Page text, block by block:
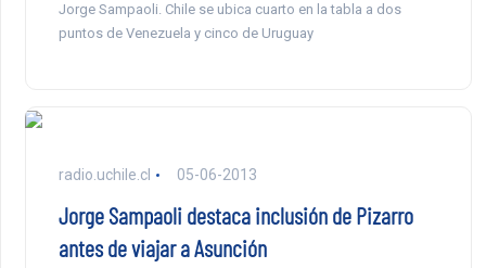
Jorge Sampaoli. Chile se ubica cuarto en la tabla a dos
puntos de Venezuela y cinco de Uruguay
radio.uchile.cl 05-06-2013
Jorge Sampaoli destaca inclusión de Pizarro
antes de viajar a Asunción